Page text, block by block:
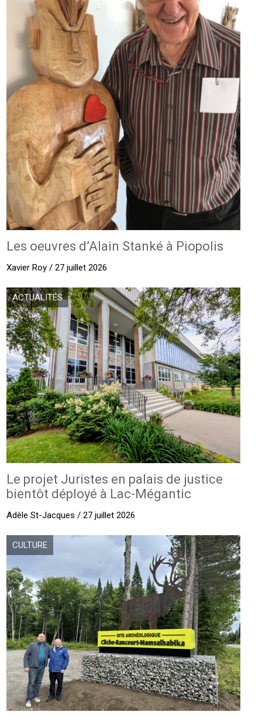
Les oeuvres d’Alain Stanké à Piopolis
Xavier Roy / 27 juillet 2026
ACTUALITÉS
Le projet Juristes en palais de justice
bientôt déployé à Lac-Mégantic
Adèle St-Jacques / 27 juillet 2026
CULTURE